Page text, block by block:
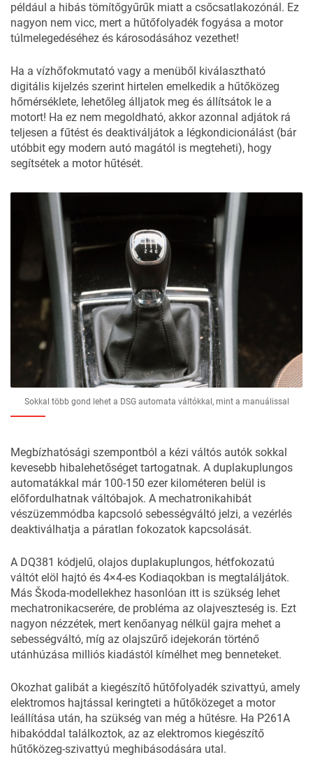
például a hibás tömítőgyűrűk miatt a csőcsatlakozónál. Ez
nagyon nem vicc, mert a hűtőfolyadék fogyása a motor
túlmelegedéséhez és károsodásához vezethet!
Ha a vízhőfokmutató vagy a menüből kiválasztható
digitális kijelzés szerint hirtelen emelkedik a hűtőközeg
hőmérséklete, lehetőleg álljatok meg és állítsátok le a
motort! Ha ez nem megoldható, akkor azonnal adjátok rá
teljesen a fűtést és deaktiváljátok a légkondicionálást (bár
utóbbit egy modern autó magától is megteheti), hogy
segítsétek a motor hűtését.
Sokkal több gond lehet a DSG automata váltókkal, mint a manuálissal
Megbízhatósági szempontból a kézi váltós autók sokkal
kevesebb hibalehetőséget tartogatnak. A duplakuplungos
automatákkal már 100-150 ezer kilométeren belül is
előfordulhatnak váltóbajok. A mechatronikahibát
vészüzemmódba kapcsoló sebességváltó jelzi, a vezérlés
deaktiválhatja a páratlan fokozatok kapcsolását.
A DQ381 kódjelű, olajos duplakuplungos, hétfokozatú
váltót elöl hajtó és 4×4-es Kodiaqokban is megtaláljátok.
Más Škoda-modellekhez hasonlóan itt is szükség lehet
mechatronikacserére, de probléma az olajveszteség is. Ezt
nagyon nézzétek, mert kenőanyag nélkül gajra mehet a
sebességváltó, míg az olajszűrő idejekorán történő
utánhúzása milliós kiadástól kímélhet meg benneteket.
Okozhat galibát a kiegészítő hűtőfolyadék szivattyú, amely
elektromos hajtással keringteti a hűtőközeget a motor
leállítása után, ha szükség van még a hűtésre. Ha P261A
hibakóddal találkoztok, az az elektromos kiegészítő
hűtőközeg-szivattyú meghibásodására utal.